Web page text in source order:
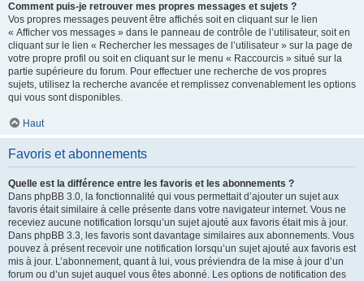
Comment puis-je retrouver mes propres messages et sujets ?
Vos propres messages peuvent être affichés soit en cliquant sur le lien
« Afficher vos messages » dans le panneau de contrôle de l’utilisateur, soit en
cliquant sur le lien « Rechercher les messages de l’utilisateur » sur la page de
votre propre profil ou soit en cliquant sur le menu « Raccourcis » situé sur la
partie supérieure du forum. Pour effectuer une recherche de vos propres
sujets, utilisez la recherche avancée et remplissez convenablement les options
qui vous sont disponibles.
Haut
Favoris et abonnements
Quelle est la différence entre les favoris et les abonnements ?
Dans phpBB 3.0, la fonctionnalité qui vous permettait d’ajouter un sujet aux
favoris était similaire à celle présente dans votre navigateur internet. Vous ne
receviez aucune notification lorsqu’un sujet ajouté aux favoris était mis à jour.
Dans phpBB 3.3, les favoris sont davantage similaires aux abonnements. Vous
pouvez à présent recevoir une notification lorsqu’un sujet ajouté aux favoris est
mis à jour. L’abonnement, quant à lui, vous préviendra de la mise à jour d’un
forum ou d’un sujet auquel vous êtes abonné. Les options de notification des